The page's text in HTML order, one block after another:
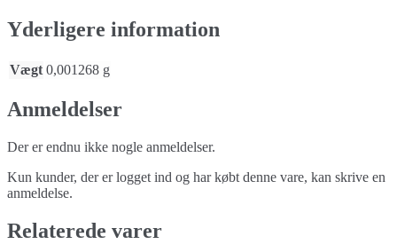
Yderligere information
Vægt 0,001268 g
Anmeldelser
Der er endnu ikke nogle anmeldelser.
Kun kunder, der er logget ind og har købt denne vare, kan skrive en
anmeldelse.
Relaterede varer